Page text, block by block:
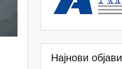
Најнови објави